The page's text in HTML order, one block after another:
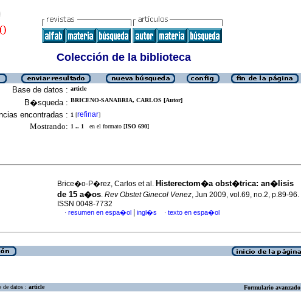
Colección de la biblioteca
Base de datos : article
B�squeda : BRICENO-SANABRIA, CARLOS [Autor]
encontradas : 1 [refinar]
Mostrando: 1 .. 1 en el formato [ISO 690]
Brice�o-P�rez, Carlos et al. Histerectom�a obst�trica: an�lisis
de 15 a�os. Rev Obstet Ginecol Venez, Jun 2009, vol.69, no.2, p.89-96.
ISSN 0048-7732
· resumen en espa�ol ingl�s · texto en espa�ol
de datos : article Formulario avanzado